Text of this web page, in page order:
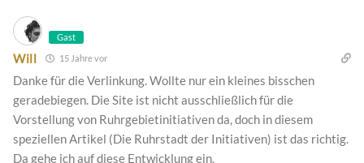
Gast
Will 15 Jahre vor
Danke für die Verlinkung. Wollte nur ein kleines bisschen
geradebiegen. Die Site ist nicht ausschließlich für die
Vorstellung von Ruhrgebietinitiativen da, doch in diesem
speziellen Artikel (Die Ruhrstadt der Initiativen) ist das richtig.
Da gehe ich auf diese Entwicklung ein.